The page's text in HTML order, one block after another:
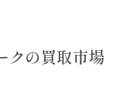
コツと注意点
クの買取市場